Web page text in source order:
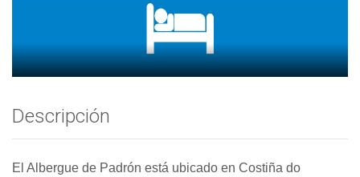
Descripción
El Albergue de Padrón está ubicado en Costiña do